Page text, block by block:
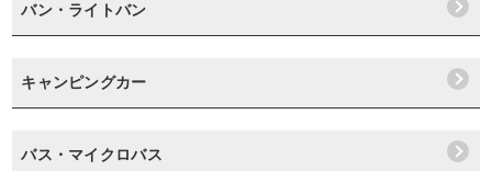
バン・ライトバン
キャンピングカー
バス・マイクロバス